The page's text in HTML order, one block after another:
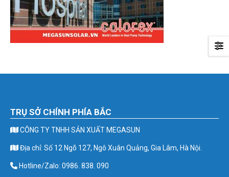
TRỤ SỞ CHÍNH PHÍA BẮC
CÔNG TY TNHH SẢN XUẤT MEGASUN
Địa chỉ: Số 12 Ngõ 127, Ngô Xuân Quảng, Gia Lâm, Hà Nội.
Hotline/Zalo: 0986. 838. 090